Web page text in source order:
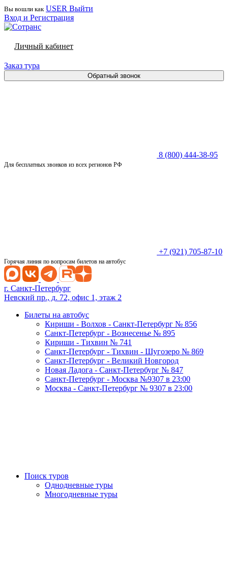
Вы вошли как USER Выйти
Вход и Регистрация
Личный кабинет
Заказ тура
Обратный звонок
8 (800) 444-38-95
Для бесплатных звонков из всех регионов РФ
+7 (921) 705-87-10
Горячая линия по вопросам билетов на автобус
г. Санкт-Петербург
Невский пр., д. 72, офис 1, этаж 2
Билеты на автобус
Кириши - Волхов - Санкт-Петербург № 856
Санкт-Петербург - Вознесенье № 895
Кириши - Тихвин № 741
Санкт-Петербург - Тихвин - Шугозеро № 869
Санкт-Петербург - Великий Новгород
Новая Ладога - Санкт-Петербург № 847
Санкт-Петербург - Москва №9307 в 23:00
Москва - Санкт-Петербург № 9307 в 23:00
Поиск туров
Однодневные туры
Многодневные туры